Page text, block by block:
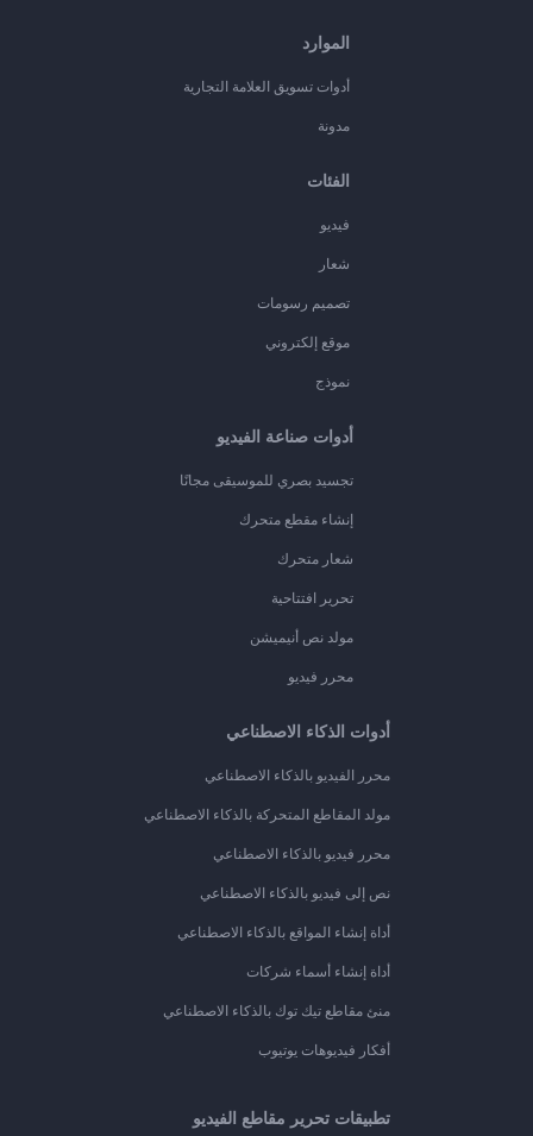
الموارد
أدوات تسويق العلامة التجارية
مدونة
الفئات
فيديو
شعار
تصميم رسومات
موقع إلكتروني
نموذج
أدوات صناعة الفيديو
تجسيد بصري للموسيقى مجانًا
إنشاء مقطع متحرك
شعار متحرك
تحرير افتتاحية
مولد نص أنيميشن
محرر فيديو
أدوات الذكاء الاصطناعي
محرر الفيديو بالذكاء الاصطناعي
مولد المقاطع المتحركة بالذكاء الاصطناعي
محرر فيديو بالذكاء الاصطناعي
نص إلى فيديو بالذكاء الاصطناعي
أداة إنشاء المواقع بالذكاء الاصطناعي
أداة إنشاء أسماء شركات
منئ مقاطع تيك توك بالذكاء الاصطناعي
أفكار فيديوهات يوتيوب
تطبيقات تحرير مقاطع الفيديو